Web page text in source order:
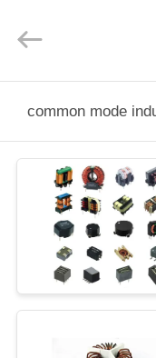
उत्पादों
वीडियो
बारे
Enterprise
Co.,Ltd.
Reserved.
common mode